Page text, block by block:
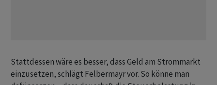
Stattdessen wäre es besser, dass Geld am Strommarkt
einzusetzen, schlägt Felbermayr vor. So könne man